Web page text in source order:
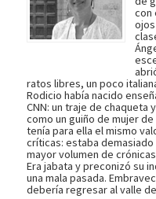
con
ratos libres, un poco
Rodicio había nacido
CNN: un traje de
como un guiño de mujer
tenía para ella el mismo
críticas: estaba
mayor volumen de
Era jabata y preconizó su
una mala pasada.
debería regresar al valle